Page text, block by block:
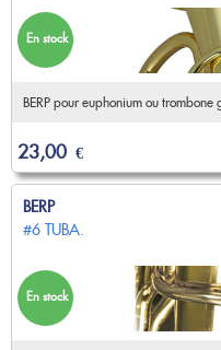
BERP pour euphonium ou trombone
23,00 €
En stock
BERP
#6 TUBA.
En stock